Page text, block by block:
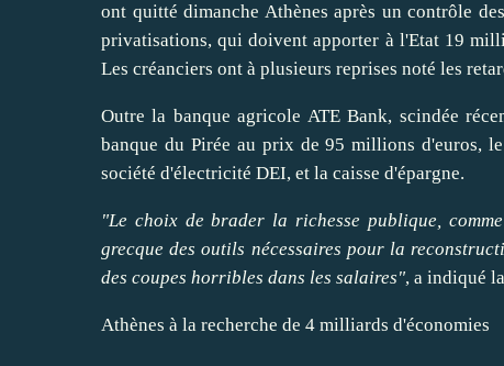
ont quitté dimanche Athènes après un contrôle
privatisations, qui doiventapporter à l'Etat 19
Les créanciers ont à plusieurs reprises noté les
Outre la banque agricole ATE Bank, scindée
banque du Pirée au prix de 95 millions d'euros,
société d'électricité DEI, et la caisse d'épargne.
"Le choix debrader la richesse publique,
grecque des outils nécessaires pour la
des coupes horribles dans les salaires", a indiqué
Athènes à la recherche de 4 milliards d'économies